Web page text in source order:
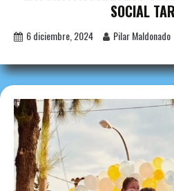
SOCIAL
6 diciembre, 2024 Pilar Maldonado